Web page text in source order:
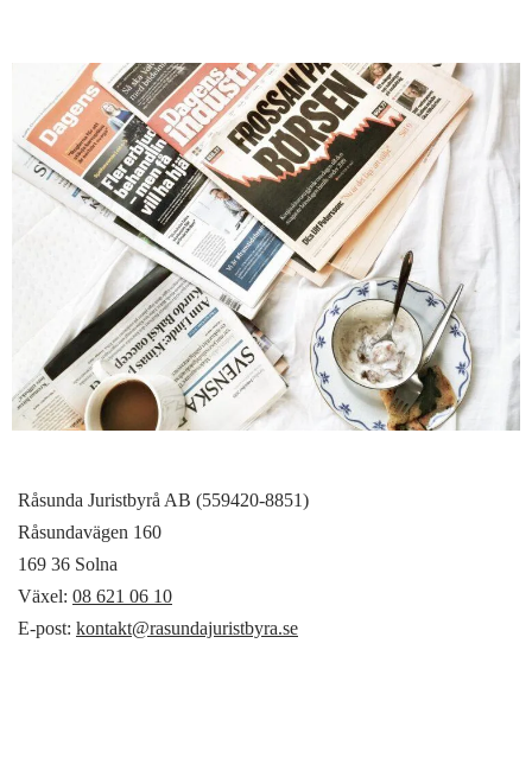
Råsunda Juristbyrå AB (559420-8851)
Råsundavägen 160
169 36 Solna
Växel: 08 621 06 10
E-post: kontakt@rasundajuristbyra.se